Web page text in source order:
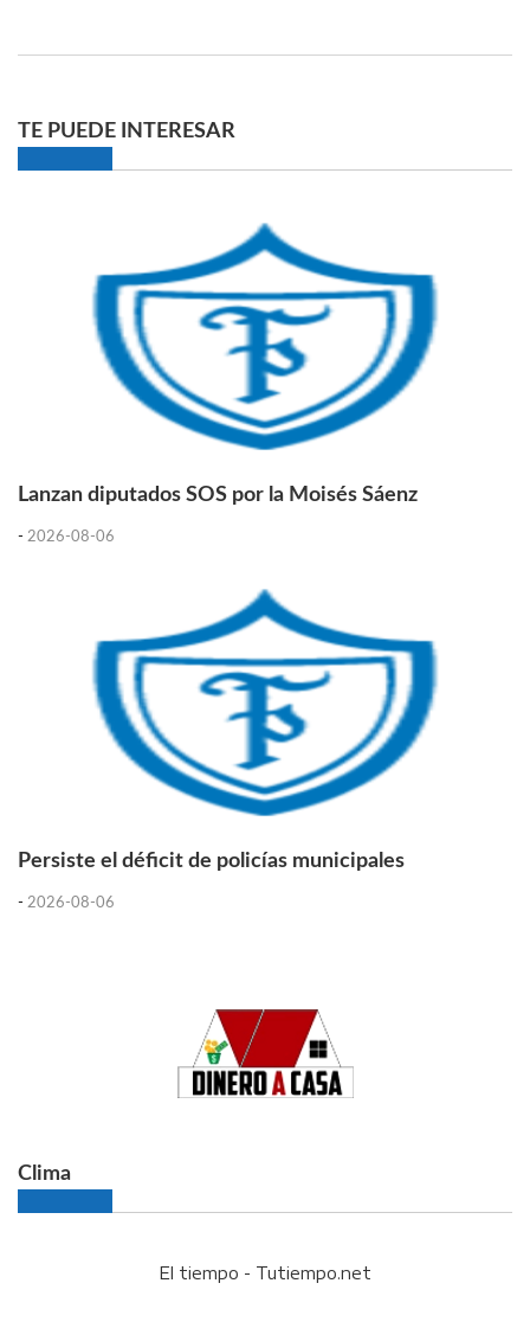
TE PUEDE INTERESAR
Lanzan diputados SOS por la Moisés Sáenz
- 2026-08-06
Persiste el déficit de policías municipales
- 2026-08-06
Clima
El tiempo - Tutiempo.net